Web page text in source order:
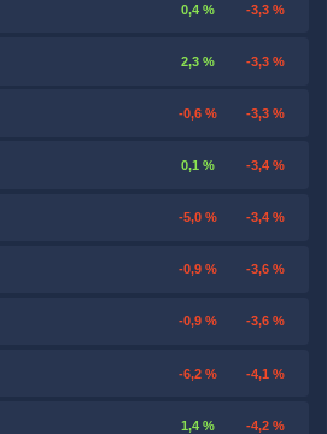
0,4 % -3,3 %
2,3 % -3,3 %
-0,6 % -3,3 %
0,1 % -3,4 %
-5,0 % -3,4 %
-0,9 % -3,6 %
-0,9 % -3,6 %
-6,2 % -4,1 %
1,4 % -4,2 %